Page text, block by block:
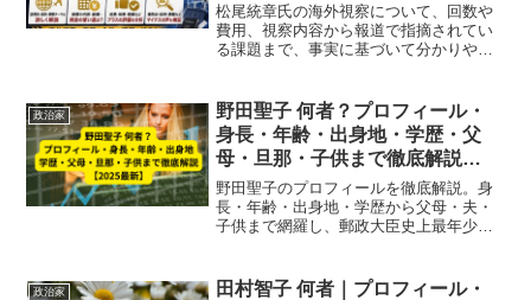
松尾統章氏の海外視察について、回数や
費用、視察内容から報道で指摘されてい
る課題まで、事実に基づいて分かりやす
政治家
野田聖子 何者？プロフィール・
身長・年齢・出身地・学歴・父
母・旦那・子供まで徹底解説
【2025最新】
野田聖子のプロフィールを徹底解説。身
長・年齢・出身地・学歴から父母・夫・
子供まで網羅し、郵政大臣史上最年少や
政治家
田村智子 何者｜プロフィール・